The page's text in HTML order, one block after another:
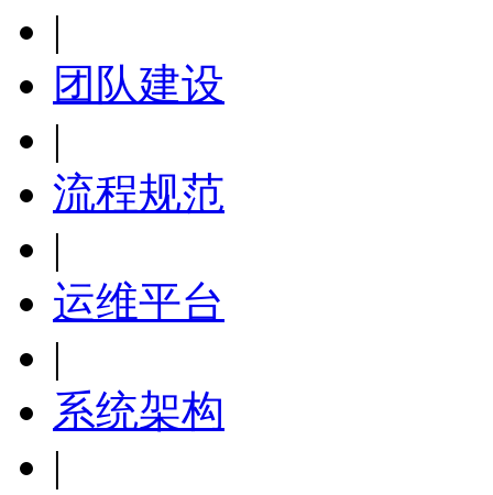
|
团队建设
|
流程规范
|
运维平台
|
系统架构
|